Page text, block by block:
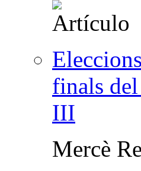
finals
III
Mercè